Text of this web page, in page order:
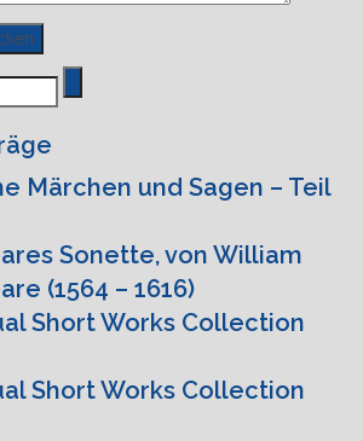
Märchen und Sagen – Teil
Sonette, von William
(1564 – 1616)
Short Works Collection
Short Works Collection